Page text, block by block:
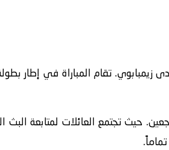
نادى نيجيريا مع نادى زيمبابوي. تقام
حيث تجتمع العائلات لمتابعة البث